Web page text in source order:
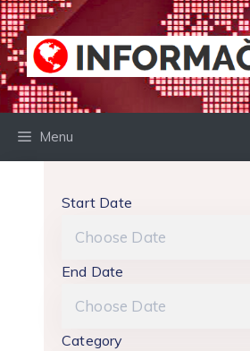
Preskočiť
na
obsah
Menu
Start Date
End Date
Category